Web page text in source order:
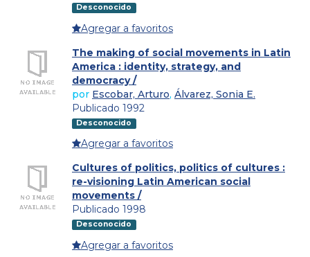
Desconocido
Agregar a favoritos
The making of social movements in Latin
America : identity, strategy, and
democracy /
por Escobar, Arturo, Álvarez, Sonia E.
Publicado 1992
Desconocido
Agregar a favoritos
Cultures of politics, politics of cultures :
re-visioning Latin American social
movements /
Publicado 1998
Desconocido
Agregar a favoritos